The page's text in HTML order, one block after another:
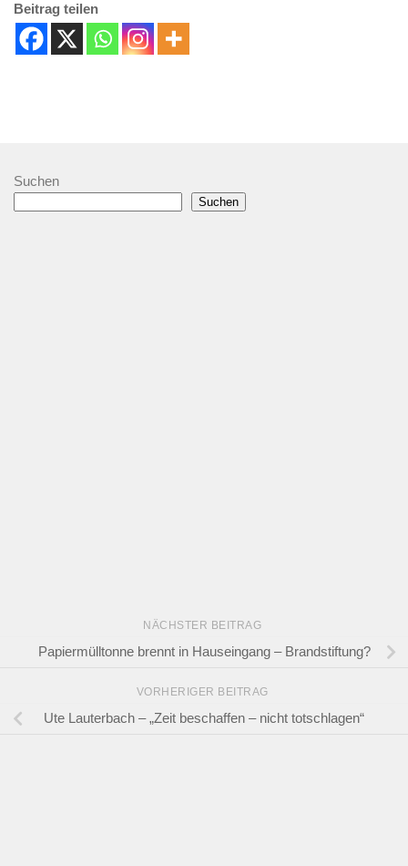
Beitrag teilen
Suchen
Suchen
NÄCHSTER BEITRAG
Papiermülltonne brennt in Hauseingang – Brandstiftung?
VORHERIGER BEITRAG
Ute Lauterbach – „Zeit beschaffen – nicht totschlagen“